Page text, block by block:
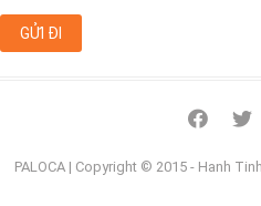
PALOCA| Copyright © 2015 - Hanh